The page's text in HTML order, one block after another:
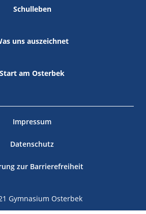
Schulleben
uns auszeichnet
Start am Osterbek
Gymnasium Osterbek
Impressum
Datenschutz
zur Barrierefreiheit